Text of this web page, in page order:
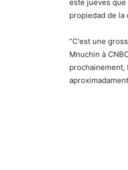
este jueves
propiedad de la
“C'est une
Mnuchin à
prochainement,